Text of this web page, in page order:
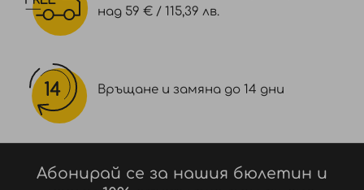
над 59 € / 115,39 лв.
Връщане и замяна до 14 дни
Абонирай се за нашия бюлетин и